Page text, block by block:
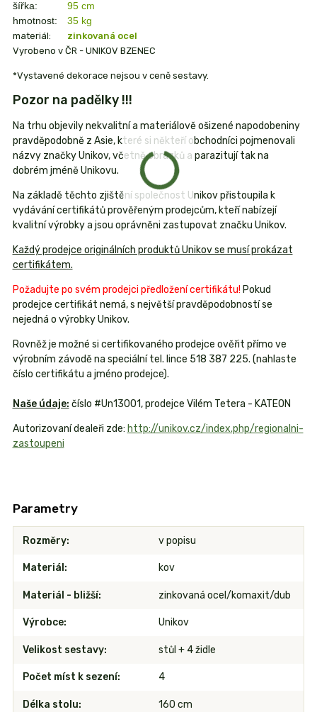
šířka:
95 cm
hmotnost:
35 kg
materiál:
zinkovaná ocel
Vyrobeno v ČR - UNIKOV BZENEC
*Vystavené dekorace nejsou v ceně sestavy.
Pozor na padělky !!!
Na trhu objevily nekvalitní a materiálově ošizené napodobeniny
pravděpodobně z Asie, které si někteří obchodníci pojmenovali
názvy značky Unikov, včetně obrázků a parazitují tak na
dobrém jméně Unikovu.
Na základě těchto zjištění společnost Unikov přistoupila k
vydávání certifikátů prověřeným prodejcům, kteří nabízejí
kvalitní výrobky a jsou oprávněni zastupovat značku Unikov.
Každý prodejce originálních produktů Unikov se musí prokázat
certifikátem.
Požadujte po svém prodejci předložení certifikátu! Pokud
prodejce certifikát nemá, s největší pravděpodobností se
nejedná o výrobky Unikov.
Rovněž je možné si certifikovaného prodejce ověřit přímo ve
výrobním závodě na speciální tel. lince 518 387 225. (nahlaste
číslo certifikátu a jméno prodejce).
Naše údaje: číslo #Un13001, prodejce Vilém Tetera - KATEON
Autorizovaní dealeři zde: http://unikov.cz/index.php/regionalni-
zastoupeni
Parametry
Rozměry v popisu
Materiál kov
Materiál - bližší zinkovaná ocel/komaxit/dub
Výrobce Unikov
Velikost sestavy stůl + 4 židle
Počet míst k sezení 4
Délka stolu 160 cm